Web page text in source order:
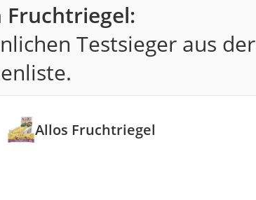
Fruchtriegel:
Testsieger aus der
Allos Fruchtriegel